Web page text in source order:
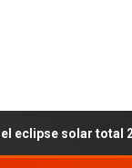
eclipse solar total